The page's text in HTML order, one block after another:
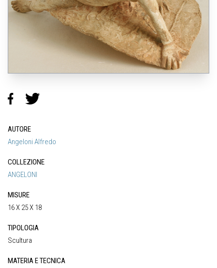
AUTORE
Angeloni Alfredo
COLLEZIONE
ANGELONI
MISURE
16 X 25 X 18
TIPOLOGIA
Scultura
MATERIA E TECNICA